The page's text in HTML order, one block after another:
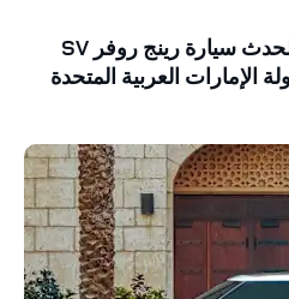
الشركة تعرض خلال الحدث سيارة رينج روفر SV
الإمارات العربية المتحدة